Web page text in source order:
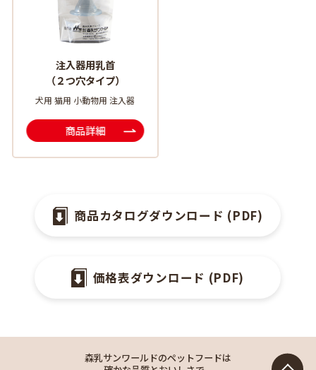
注入器用乳首
（２つ穴タイプ）
犬用 猫用 小動物用 注入器
商品詳細
商品カタログダウンロード (PDF)
価格表ダウンロード (PDF)
森乳サンワールドのペットフードは